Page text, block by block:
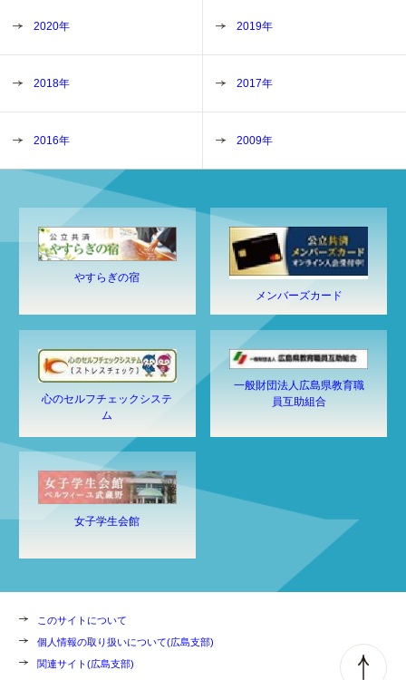
2020年 2019年
2018年 2017年
2016年 2009年
やすらぎの宿
メンバーズカード
心のセルフチェックシステ
ム
一般財団法人広島県教育職
員互助組合
女子学生会館
このサイトについて
個人情報の取り扱いについて(広島支部)
関連サイト(広島支部)